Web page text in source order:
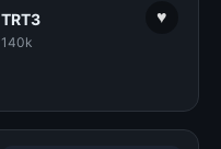
♥
TRT3
140k